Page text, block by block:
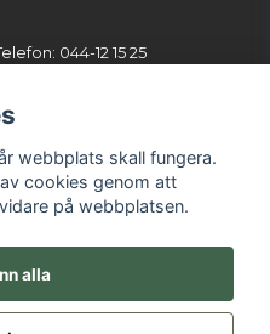
044-12 15 25
webbplats skall fungera.
cookies genom att
på webbplatsen.
alla